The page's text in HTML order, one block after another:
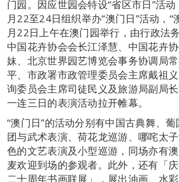
门园。因应世园会特设“省区市日”活
月22至24日组织举办“澳门日”活动，“
月22日上午在澳门园举行，由行政法
中国花卉协会会长江泽慧、中国花卉
妹、北京世界园艺博览会事务协调局
平、市政署市政管理委员会主席戴祖
询委员会主席司徒民义及旅游局副局
一连三日的表演活动拉开帷幕。
“澳门日”的活动分别有中国古典舞、
团与武术表演、荷花龙巡游、哪咤太
色的文艺表演及小型巡游，同场亦有
麦欢迎到场的参观者。此外，还有「
二十周年书画联展」，展出油画、水